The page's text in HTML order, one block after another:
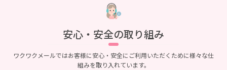
安心・安全の取り組み
ワクワクメールではお客様に安心・安全にご利用いただくために様々な仕
組みを取り入れています。